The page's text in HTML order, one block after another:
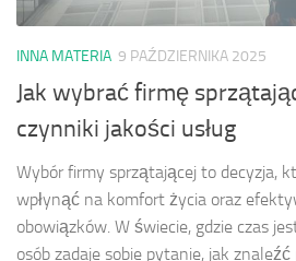
INNA MATERIA 9 PAŹDZIERNIKA 2025
Jak wybrać firmę
czynniki jakości usług
Wybór firmy sprzątającej to decyzja,
wpłynąć na komfort życia oraz
obowiązków. W świecie, gdzie czas
osób zadaje sobie pytanie, jak